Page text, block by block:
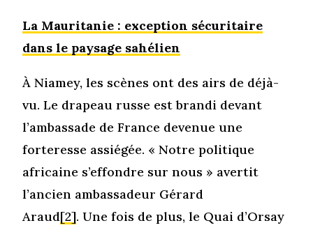
La Mauritanie : exception sécuritaire
dans le paysage sahélien
À Niamey, les scènes ont des airs de déjà-
vu. Le drapeau russe est brandi devant
l’ambassade de France devenue une
forteresse assiégée. « Notre politique
africaine s’effondre sur nous » avertit
l’ancien ambassadeur Gérard
Araud[2]. Une fois de plus, le Quai d’Orsay